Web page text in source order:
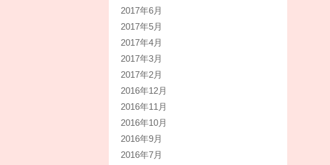
2017年6月
2017年5月
2017年4月
2017年3月
2017年2月
2016年12月
2016年11月
2016年10月
2016年9月
2016年7月